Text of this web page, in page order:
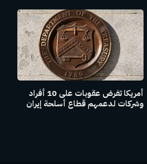
أمريكا تفرض عقوبات على 10 أفراد
وشركات لدعمهم قطاع أسلحة إيران